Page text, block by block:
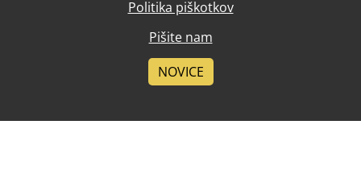
Politika piškotkov
Pišite nam
NOVICE